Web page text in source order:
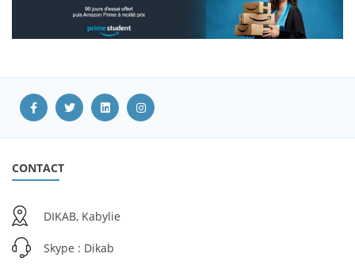
CONTACT
DIKAB, Kabylie
Skype : Dikab